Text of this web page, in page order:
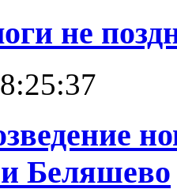
не
Беляшево